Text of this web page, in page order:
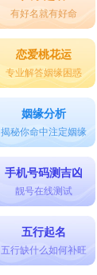
有好名就有好命
恋爱桃花运
专业解答姻缘困惑
姻缘分析
揭秘你命中注定姻缘
手机号码测吉凶
靓号在线测试
五行起名
五行缺什么如何补旺